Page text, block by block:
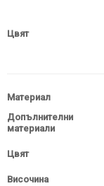
Цвят
Материал
Допълнителни
материали
Цвят
Височина